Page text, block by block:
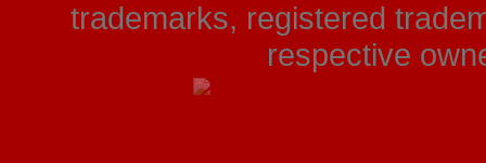
trademarks, registered
respective